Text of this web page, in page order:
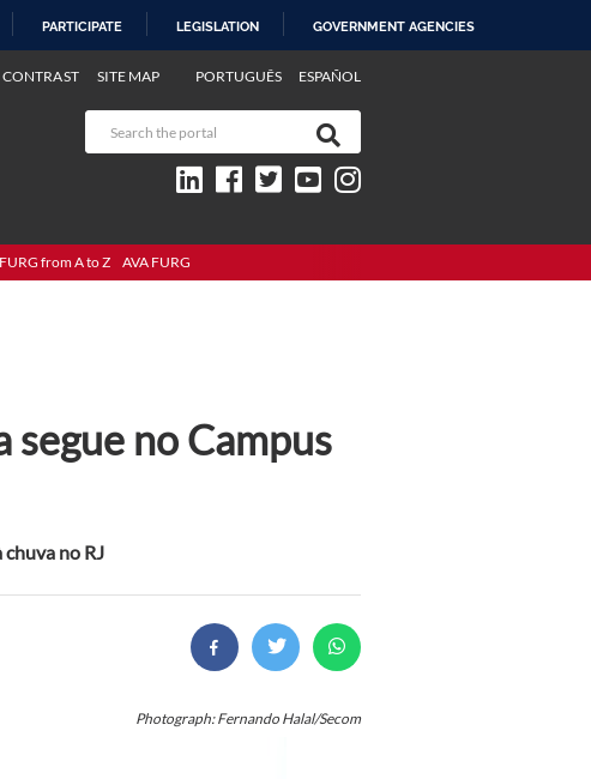
PARTICIPATE LEGISLATION GOVERNMENT AGENCIES
PORTUGUÊS ESPAÑOL
SITE MAP
FURG from A to Z AVA FURG
no Campus
no RJ
Photograph: Fernando Halal/Secom